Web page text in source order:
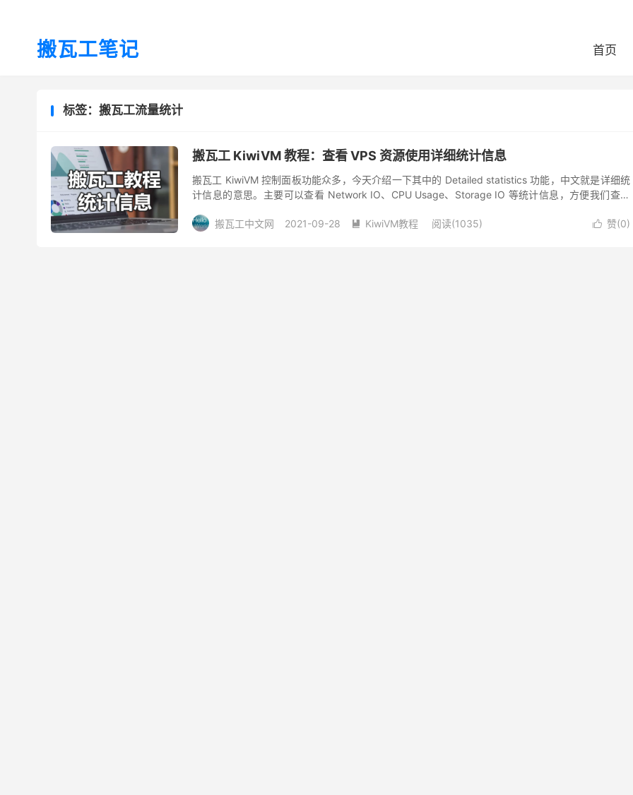
搬瓦工笔记 首页
标签：搬瓦工流量统计
搬瓦工 KiwiVM 教程：查看 VPS 资源使用详细统计信息
搬瓦工 KiwiVM 控制面板功能众多，今天介绍一下其中的 Detailed statistics 功能，中文就是详细统
计信息的意思。主要可以查看 Network IO、CPU Usage、Storage IO 等统计信息，方便我们查看
搬瓦工中文网
2021-09-28  KiwiVM教程 阅读(1035)  赞(0)